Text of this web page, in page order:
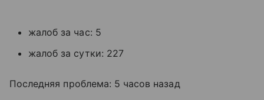
жалоб за час: 5
жалоб за сутки: 227
Последняя проблема: 5 часов назад